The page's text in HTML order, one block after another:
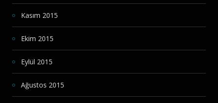
Kasım 2015
Ekim 2015
Eylül 2015
Ağustos 2015